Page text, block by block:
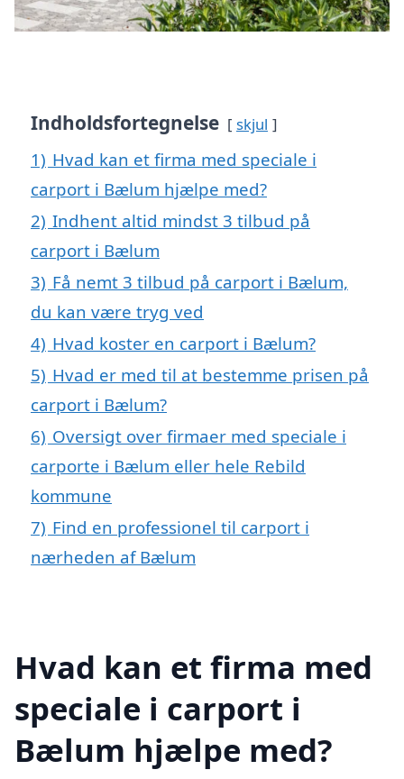
Indholdsfortegnelse skjul
1) Hvad kan et firma med speciale i
carport i Bælum hjælpe med?
2) Indhent altid mindst 3 tilbud på
carport i Bælum
3) Få nemt 3 tilbud på carport i Bælum,
du kan være tryg ved
4) Hvad koster en carport i Bælum?
5) Hvad er med til at bestemme prisen på
carport i Bælum?
6) Oversigt over firmaer med speciale i
carporte i Bælum eller hele Rebild
kommune
7) Find en professionel til carport i
nærheden af Bælum
Hvad kan et firma med
speciale i carport i
Bælum hjælpe med?